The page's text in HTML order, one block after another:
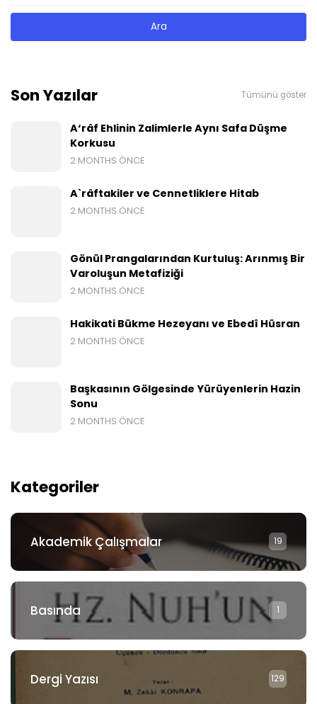
Son Yazılar Tümünü göster
A‘râf Ehlinin Zalimlerle Aynı Safa Düşme
Korkusu
2 MONTHS ÖNCE
A`râftakiler ve Cennetliklere Hitab
2 MONTHS ÖNCE
Gönül Prangalarından Kurtuluş: Arınmış Bir
Varoluşun Metafiziği
2 MONTHS ÖNCE
Hakikati Bükme Hezeyanı ve Ebedî Hüsran
2 MONTHS ÖNCE
Başkasının Gölgesinde Yürüyenlerin Hazin
Sonu
2 MONTHS ÖNCE
Kategoriler
Akademik Çalışmalar 19
Basında 1
Dergi Yazısı 129